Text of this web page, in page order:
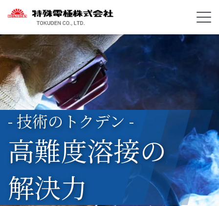
- 技術のトクデン -
高難度溶接の
解決力